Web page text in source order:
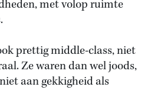
met volop ruimte
prettig middle-class, niet
Ze waren dan wel joods,
aan gekkigheid als